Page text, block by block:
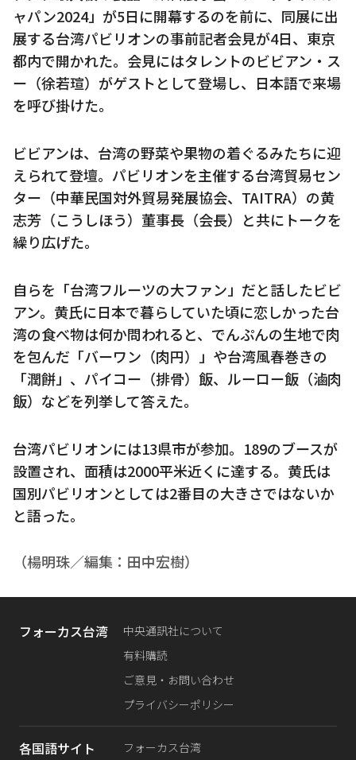
ャパン2024」が5日に開幕するのを前に、同展に出
展する台湾パビリオンの事前記者会見が4日、東京
都内で開かれた。会見にはタレントのビビアン・ス
ー（徐若瑄）がゲストとして登場し、日本語で来場
を呼び掛けた。
ビビアンは、台湾の野菜や果物の着ぐるみたちに迎
えられて登壇。パビリオンを主催する台湾貿易セン
ター（中華民国対外貿易発展協会、TAITRA）の黄
志芳（こうしほう）董事長（会長）と共にトークを
繰り広げた。
自らを「台湾フルーツの大ファン」だと話したビビ
アン。黄氏に日本で暮らしていた頃に恋しかった台
湾の食べ物は何か問われると、でんぷんの生地で肉
を包んだ「バーワン（肉円）」や台湾風春巻きの
「潤餅」、パイコー（排骨）飯、ルーロー飯（滷肉
飯）などを列挙して答えた。
台湾パビリオンには13県市が参加。189のブースが
設置され、面積は2000平米近くに達する。黄氏は
国別パビリオンとしては2番目の大きさではないか
と語った。
（楊明珠／編集：田中宏樹）
フォーカス台湾
中央通訊社について
有料購読
ご意見・お問い合わせ
プライバシーポリシー
各国語サイト フォーカス台湾